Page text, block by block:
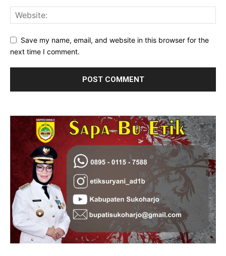
Save my name, email, and website in this browser for the
next time I comment.